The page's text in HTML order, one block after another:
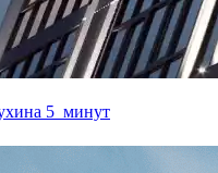
5 минут